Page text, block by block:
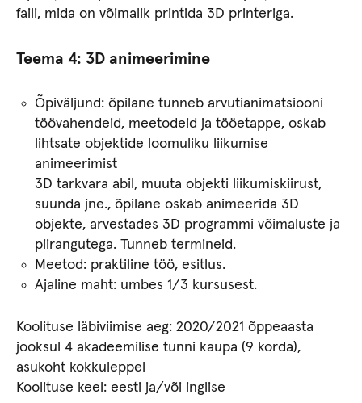
faili, mida on võimalik printida 3D printeriga.
Teema 4: 3D animeerimine
Õpiväljund: õpilane tunneb arvutianimatsiooni
töövahendeid, meetodeid ja tööetappe, oskab
lihtsate objektide loomuliku liikumise
animeerimist
3D tarkvara abil, muuta objekti liikumiskiirust,
suunda jne., õpilane oskab animeerida 3D
objekte, arvestades 3D programmi võimaluste ja
piirangutega. Tunneb termineid.
Meetod: praktiline töö, esitlus.
Ajaline maht: umbes 1/3 kursusest.
Koolituse läbiviimise aeg: 2020/2021 õppeaasta
jooksul 4 akadeemilise tunni kaupa (9 korda),
asukoht kokkuleppel
Koolituse keel: eesti ja/või inglise